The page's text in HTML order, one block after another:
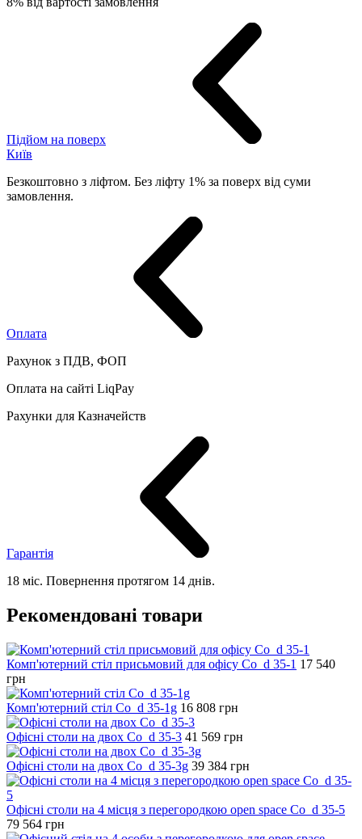
Підйом на поверх
Київ
Безкоштовно з ліфтом. Без ліфту 1% за поверх від суми
замовлення.
Оплата
Рахунок з ПДВ, ФОП
Оплата на сайті LiqPay
Рахунки для Казначейств
Гарантія
18 міс. Повернення протягом 14 днів.
Рекомендовані товари
Комп'ютерний стіл присьмовий для офісу Co_d 35-1 17 540
грн
Комп'ютерний стіл Co_d 35-1g 16 808 грн
Офісні столи на двох Co_d 35-3 41 569 грн
Офісні столи на двох Co_d 35-3g 39 384 грн
Офісні столи на 4 місця з перегородкою open space Co_d 35-5
79 564 грн